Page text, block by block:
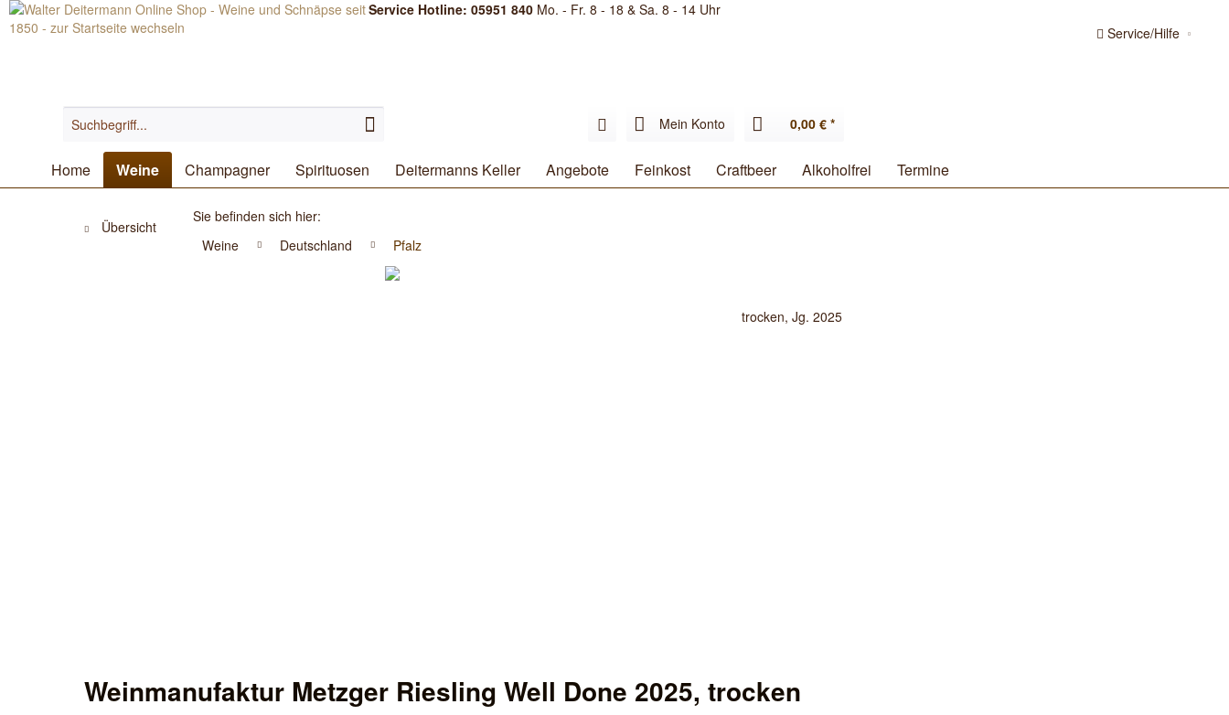
Service Hotline: 05951 840 Mo. - Fr. 8 - 18 & Sa. 8 - 14 Uhr
Service/Hilfe
Mein Konto 0,00 € *
Home Weine Champagner Spirituosen Deitermanns Keller Angebote Feinkost Craftbeer Alkoholfrei Termine
Übersicht
Sie befinden sich hier:
Weine
Deutschland Pfalz
Weinmanufaktur Metzger Riesling Well Done 2025, trocken
trocken, Jg. 2025